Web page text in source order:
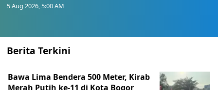
5 Aug 2026, 5:00 AM
Berita Terkini
Bawa Lima Bendera 500 Meter, Kirab
Merah Putih ke-11 di Kota Bogor